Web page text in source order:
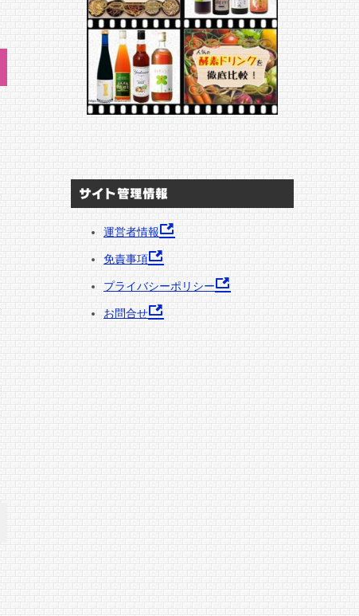
サイト管理情報
運営者情報
免責事項
プライバシーポリシー
お問合せ